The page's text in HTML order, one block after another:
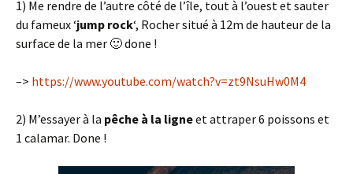
1) Me rendre de l’autre côté de l’île, tout à l’ouest et sauter
du fameux ‘jump rock‘, Rocher situé à 12m de hauteur de la
surface de la mer 🙂 done !
–> https://www.youtube.com/watch?v=zt9NsuHw0M4
2) M’essayer à la pêche à la ligneet attraper 6 poissons et
1 calamar. Done !